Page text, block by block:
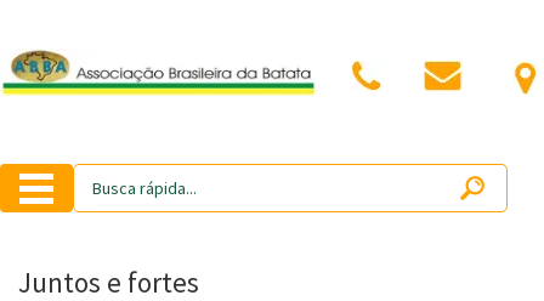
Juntos e fortes